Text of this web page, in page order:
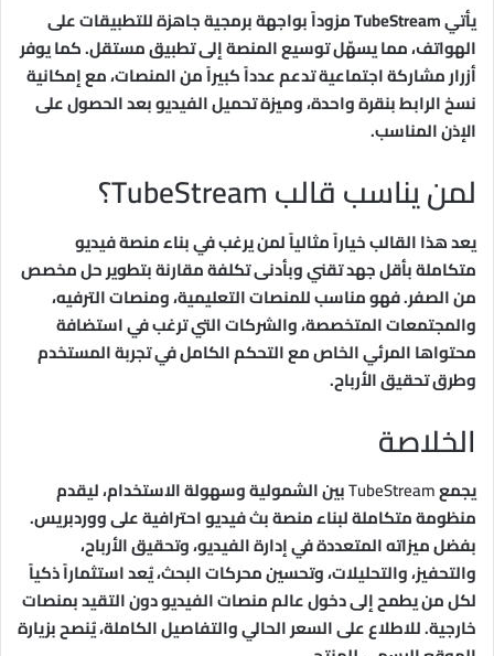
يأتي TubeStream مزوداً بواجهة برمجية جاهزة للتطبيقات على
الهواتف، مما يسهّل توسيع المنصة إلى تطبيق مستقل. كما يوفر
أزرار مشاركة اجتماعية تدعم عدداً كبيراً من المنصات، مع إمكانية
نسخ الرابط بنقرة واحدة، وميزة تحميل الفيديو بعد الحصول على
الإذن المناسب.
لمن يناسب قالب TubeStream؟
يعد هذا القالب خياراً مثالياً لمن يرغب في بناء منصة فيديو
متكاملة بأقل جهد تقني وبأدنى تكلفة مقارنة بتطوير حل مخصص
من الصفر. فهو مناسب للمنصات التعليمية، ومنصات الترفيه،
والمجتمعات المتخصصة، والشركات التي ترغب في استضافة
محتواها المرئي الخاص مع التحكم الكامل في تجربة المستخدم
وطرق تحقيق الأرباح.
الخلاصة
يجمعTubeStreamبين الشمولية وسهولة الاستخدام، ليقدم
منظومة متكاملة لبناء منصة بث فيديو احترافية على ووردبريس.
بفضل ميزاته المتعددة في إدارة الفيديو، وتحقيق الأرباح،
والتحفيز، والتحليلات، وتحسين محركات البحث، يُعد استثماراً ذكياً
لكل من يطمح إلى دخول عالم منصات الفيديو دون التقيد بمنصات
خارجية. للاطلاع على السعر الحالي والتفاصيل الكاملة، يُنصح بزيارة